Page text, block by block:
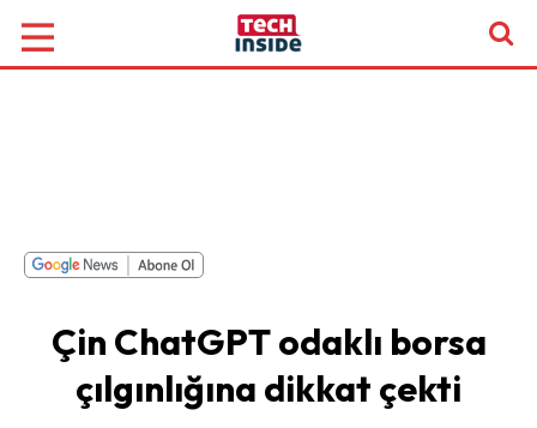
Çin ChatGPT odaklı borsa
çılgınlığına dikkat çekti